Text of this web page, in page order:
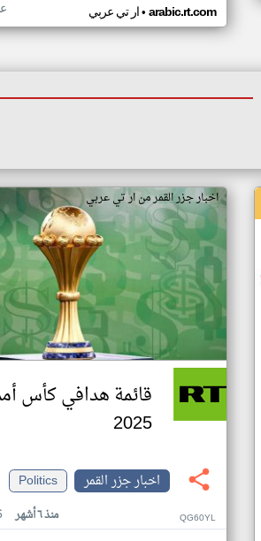
ار تي عربي• arabic.rt.com
اخبار جزر القمر من ار تي عربي
قائمة هدافي كأس
2025
اخبار جزر القمر
Politics
منذ ٦ أشهر QG60YL